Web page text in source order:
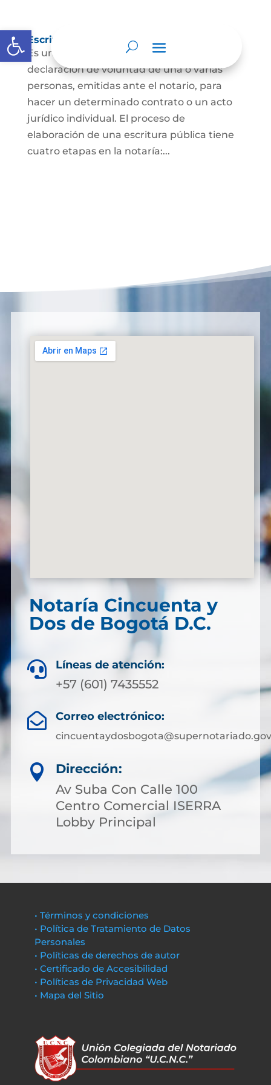
Abrir barra de herramientas
Escritura Pública
Es un documento que contiene la
declaración de voluntad de una o varias
personas, emitidas ante el notario, para
hacer un determinado contrato o un acto
jurídico individual. El proceso de
elaboración de una escritura pública tiene
cuatro etapas en la notaría:...
Notaría Cincuenta y
Dos de Bogotá D.C.
 Líneas de atención:
+57 (601) 7435552
 Correo electrónico:

Dirección:
Av Suba Con Calle 100
Centro Comercial ISERRA
Lobby Principal
• Términos y condiciones
• Política de Tratamiento de Datos
Personales
• Políticas de derechos de autor
• Certificado de Accesibilidad
• Políticas de Privacidad Web
• Mapa del Sitio